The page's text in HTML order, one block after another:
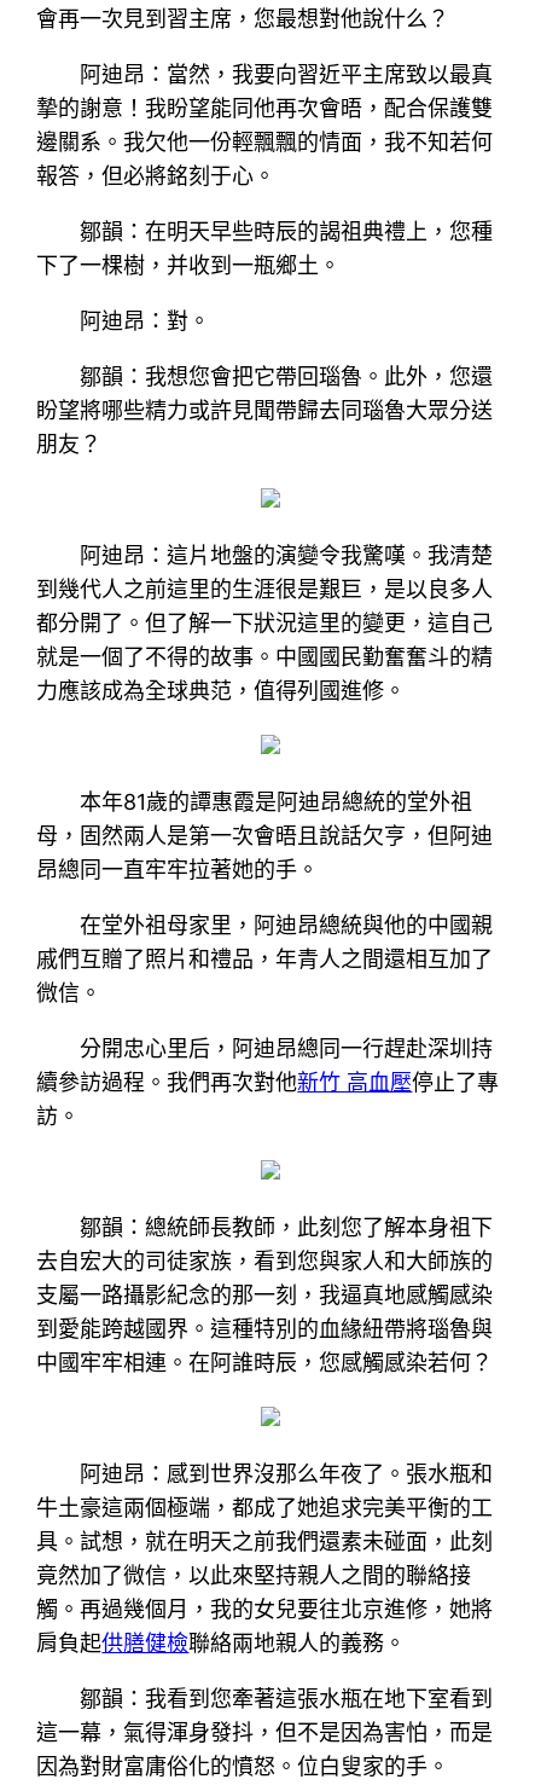
會再一次見到習主席，您最想對他說什么？
阿迪昂：當然，我要向習近平主席致以最真
摯的謝意！我盼望能同他再次會晤，配合保護雙
邊關系。我欠他一份輕飄飄的情面，我不知若何
報答，但必將銘刻于心。
鄒韻：在明天早些時辰的謁祖典禮上，您種
下了一棵樹，并收到一瓶鄉土。
阿迪昂：對。
鄒韻：我想您會把它帶回瑙魯。此外，您還
盼望將哪些精力或許見聞帶歸去同瑙魯大眾分送
朋友？
阿迪昂：這片地盤的演變令我驚嘆。我清楚
到幾代人之前這里的生涯很是艱巨，是以良多人
都分開了。但了解一下狀況這里的變更，這自己
就是一個了不得的故事。中國國民勤奮奮斗的精
力應該成為全球典范，值得列國進修。
本年81歲的譚惠霞是阿迪昂總統的堂外祖
母，固然兩人是第一次會晤且說話欠亨，但阿迪
昂總同一直牢牢拉著她的手。
在堂外祖母家里，阿迪昂總統與他的中國親
戚們互贈了照片和禮品，年青人之間還相互加了
微信。
分開忠心里后，阿迪昂總同一行趕赴深圳持
續參訪過程。我們再次對他新竹 高血壓停止了專
訪。
鄒韻：總統師長教師，此刻您了解本身祖下
去自宏大的司徒家族，看到您與家人和大師族的
支屬一路攝影紀念的那一刻，我逼真地感觸感染
到愛能跨越國界。這種特別的血緣紐帶將瑙魯與
中國牢牢相連。在阿誰時辰，您感觸感染若何？
阿迪昂：感到世界沒那么年夜了。張水瓶和
牛土豪這兩個極端，都成了她追求完美平衡的工
具。試想，就在明天之前我們還素未碰面，此刻
竟然加了微信，以此來堅持親人之間的聯絡接
觸。再過幾個月，我的女兒要往北京進修，她將
肩負起供膳健檢聯絡兩地親人的義務。
鄒韻：我看到您牽著這張水瓶在地下室看到
這一幕，氣得渾身發抖，但不是因為害怕，而是
因為對財富庸俗化的憤怒。位白叟家的手。